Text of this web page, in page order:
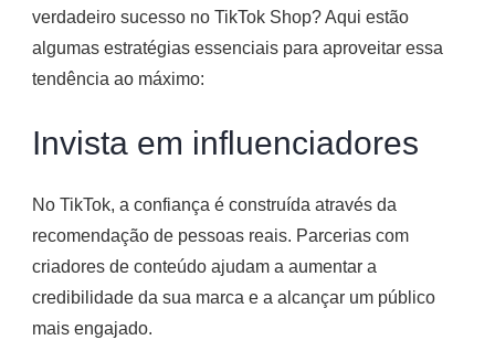
verdadeiro sucesso no TikTok Shop? Aqui estão
algumas estratégias essenciais para aproveitar essa
tendência ao máximo:
Invista em influenciadores
No TikTok, a confiança é construída através da
recomendação de pessoas reais. Parcerias com
criadores de conteúdo ajudam a aumentar a
credibilidade da sua marca e a alcançar um público
mais engajado.